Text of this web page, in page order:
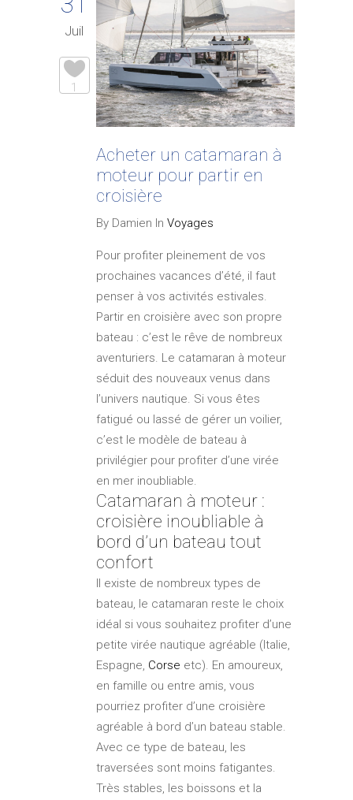
Juil
1
Acheter un catamaran à
moteur pour partir en
croisière
By Damien In Voyages
Pour profiter pleinement de vos
prochaines vacances d’été, il faut
penser à vos activités estivales.
Partir en croisière avec son propre
bateau : c’est le rêve de nombreux
aventuriers. Le catamaran à moteur
séduit des nouveaux venus dans
l’univers nautique. Si vous êtes
fatigué ou lassé de gérer un voilier,
c’est le modèle de bateau à
privilégier pour profiter d’une virée
en mer inoubliable.
Catamaran à moteur :
croisière inoubliable à
bord d’un bateau tout
confort
Il existe de nombreux types de
bateau, le catamaran reste le choix
idéal si vous souhaitez profiter d’une
petite virée nautique agréable (Italie,
Espagne, Corse etc). En amoureux,
en famille ou entre amis, vous
pourriez profiter d’une croisière
agréable à bord d’un bateau stable.
Avec ce type de bateau, les
traversées sont moins fatigantes.
Très stables, les boissons et la